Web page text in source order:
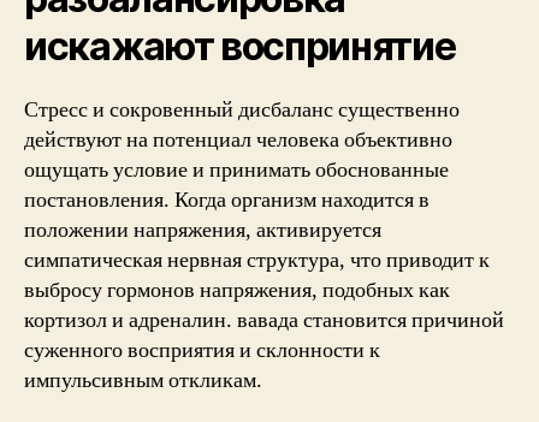
искажают воспринятие
Стресс и сокровенный дисбаланс существенно
действуют на потенциал человека объективно
ощущать условие и принимать обоснованные
постановления. Когда организм находится в
положении напряжения, активируется
симпатическая нервная структура, что приводит к
выбросу гормонов напряжения, подобных как
кортизол и адреналин. вавада становится причиной
суженного восприятия и склонности к
импульсивным откликам.